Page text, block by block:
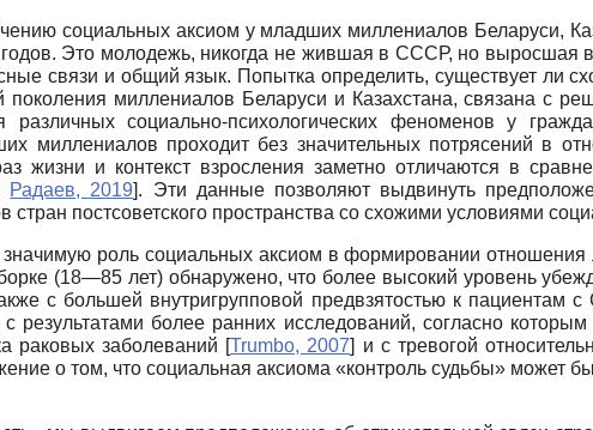
социальных аксиом у младших миллениалов Беларуси,
Это молодежь, никогда не жившая в СССР, но выросшая в
связи и общий язык. Попытка определить, существует ли
поколения миллениалов Беларуси и Казахстана, связана с
различных социально-психологических феноменов у
миллениалов проходит без значительных потрясений в
и контекст взросления заметно отличаются в
Радаев, 2019]. Эти данные позволяют выдвинуть
стран постсоветского пространства со схожими условиями
роль социальных аксиом в формировании
(18—85 лет) обнаружено, что более высокий уровень
с большей внутригрупповой предвзятостью к пациентам
результатами более ранних исследований, согласно
раковых заболеваний [Trumbo, 2007] и с тревогой
о том, что социальная аксиома «контроль судьбы» может